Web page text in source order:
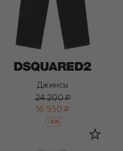
Джинсы
24 200 ₽
16 950 ₽
-30%